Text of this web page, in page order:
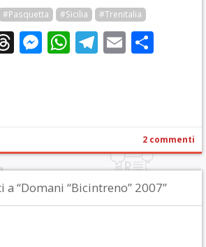
#Pasquetta #Sicilia #Trenitalia
Threads
Messenger
WhatsApp
Telegram
Email
2 commenti
a “Domani “Bicintreno” 2007”